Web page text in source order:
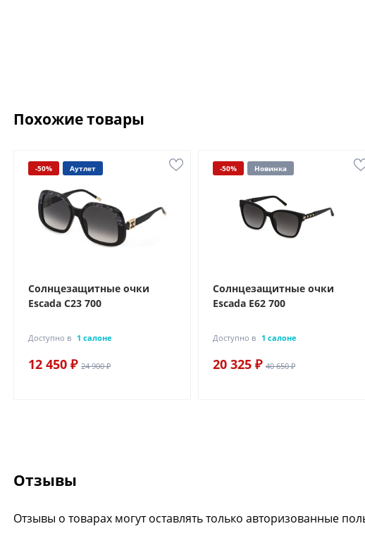
Похожие товары
-50% Аутлет
Солнцезащитные очки
Escada C23 700
Доступно в 1 салоне
12 450 ₽ 24 900 ₽
-50% Новинка
Солнцезащитные очки
Escada E62 700
Доступно в 1 салоне
20 325 ₽ 40 650 ₽
Отзывы
Отзывы о товарах могут оставлять только авторизованные